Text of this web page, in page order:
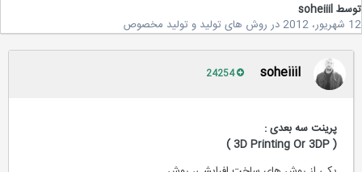
soheiiil
درروش های تولید و تولید مخصوص
soheiiil
پرینت سه بعدی :